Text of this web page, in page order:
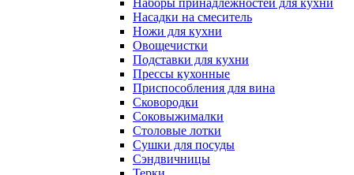
Наборы принадлежностей для кухни
Насадки на смеситель
Ножи для кухни
Овощечистки
Подставки для кухни
Прессы кухонные
Приспособления для вина
Сковородки
Соковыжималки
Столовые лотки
Сушки для посуды
Сэндвичницы